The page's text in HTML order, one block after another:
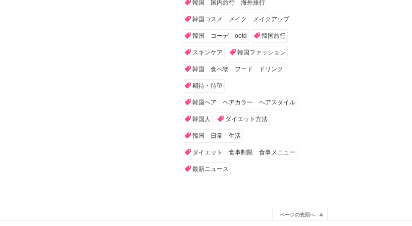
韓国 国内旅行 海外旅行
韓国コスメ メイク メイクアップ
韓国 コーデ ootd 韓国旅行
スキンケア 韓国ファッション
韓国 食べ物 フード ドリンク
期待・待望
韓国ヘア ヘアカラー ヘアスタイル
韓国人 ダイエット方法
韓国 日常 生活
ダイエット 食事制限 食事メニュー
最新ニュース
ページの先頭へ